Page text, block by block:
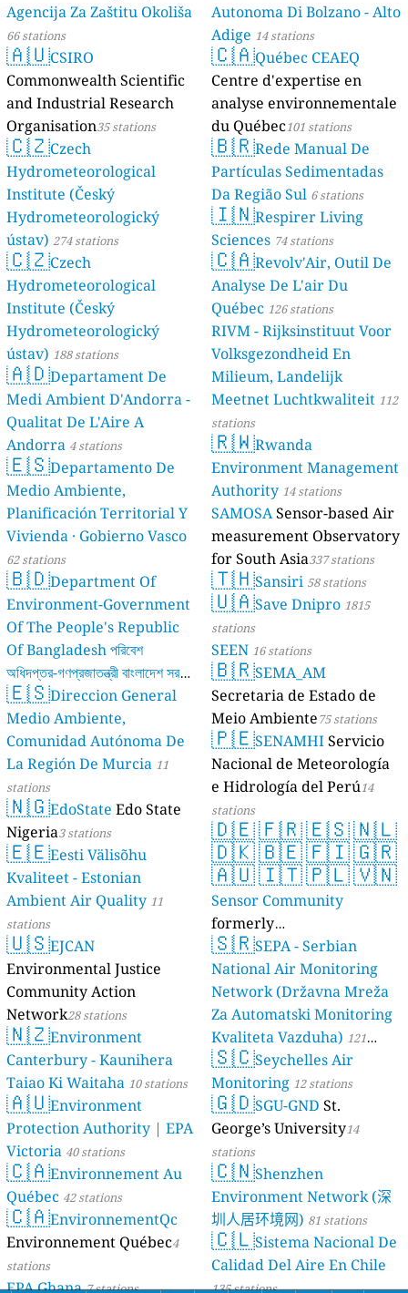
Agencija Za Zaštitu Okoliša
66 stations
🇦🇺CSIRO
Commonwealth Scientific
and Industrial Research
Organisation35 stations
🇨🇿Czech
Hydrometeorological
Institute (Český
Hydrometeorologický
ústav) 274 stations
🇨🇿Czech
Hydrometeorological
Institute (Český
Hydrometeorologický
ústav) 188 stations
🇦🇩Departament De
Medi Ambient D'Andorra -
Qualitat De L'Aire A
Andorra 4 stations
🇪🇸Departamento De
Medio Ambiente,
Planificación Territorial Y
Vivienda · Gobierno Vasco
62 stations
🇧🇩Department Of
Environment-Government
Of The People's Republic
Of Bangladesh পরিবেশ
অধিদপ্তর-গণপ্রজাতন্ত্রী বাংলাদেশ সরকার
17 stations
🇪🇸Direccion General
Medio Ambiente,
Comunidad Autónoma De
La Región De Murcia 11
stations
🇳🇬EdoState Edo State
Nigeria3 stations
🇪🇪Eesti Välisõhu
Kvaliteet - Estonian
Ambient Air Quality 11
stations
🇺🇸EJCAN
Environmental Justice
Community Action
Network28 stations
🇳🇿Environment
Canterbury - Kaunihera
Taiao Ki Waitaha 10 stations
🇦🇺Environment
Protection Authority | EPA
Victoria 40 stations
🇨🇦Environnement Au
Québec 42 stations
🇨🇦EnvironnementQc
Environnement Québec4
stations
EPA Ghana 7 stations
Autonoma Di Bolzano - Alto
Adige 14 stations
🇨🇦Québec CEAEQ
Centre d'expertise en
analyse environnementale
du Québec101 stations
🇧🇷Rede Manual De
Partículas Sedimentadas
Da Região Sul 6 stations
🇮🇳Respirer Living
Sciences 74 stations
🇨🇦Revolv'Air, Outil De
Analyse De L'air Du
Québec 126 stations
RIVM - Rijksinstituut Voor
Volksgezondheid En
Milieum, Landelijk
Meetnet Luchtkwaliteit 112
stations
🇷🇼Rwanda
Environment Management
Authority 14 stations
SAMOSASensor-based Air
measurement Observatory
for South Asia337 stations
🇹🇭Sansiri 58 stations
🇺🇦Save Dnipro 1815
stations
SEEN 16 stations
🇧🇷SEMA_AM
Secretaria de Estado de
Meio Ambiente75 stations
🇵🇪SENAMHIServicio
Nacional de Meteorología
e Hidrología del Perú14
stations
🇩🇪🇫🇷🇪🇸🇳🇱
🇩🇰🇧🇪🇫🇮🇬🇷
🇦🇺🇮🇹🇵🇱🇻🇳
Sensor Community
formerly
luftdaten.info35813 stations
🇸🇷SEPA - Serbian
National Air Monitoring
Network (Državna Mreža
Za Automatski Monitoring
Kvaliteta Vazduha) 121
stations
🇸🇨Seychelles Air
Monitoring 12 stations
🇬🇩SGU-GND St.
George’s University14
stations
🇨🇳Shenzhen
Environment Network (深
圳人居环境网) 81 stations
🇨🇱Sistema Nacional De
Calidad Del Aire En Chile
135 stations